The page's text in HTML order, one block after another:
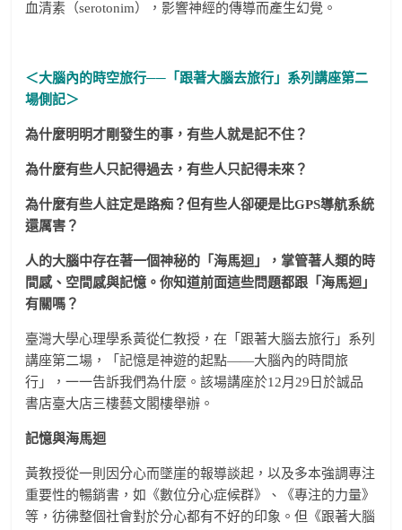
血清素（serotonim），影響神經的傳導而產生幻覺。
＜大腦內的時空旅行──「跟著大腦去旅行」系列講座第二
場側記＞
為什麼明明才剛發生的事，有些人就是記不住？
為什麼有些人只記得過去，有些人只記得未來？
為什麼有些人註定是路痴？但有些人卻硬是比GPS導航系統
還厲害？
人的大腦中存在著一個神秘的「海馬迴」，掌管著人類的時
間感、空間感與記憶。你知道前面這些問題都跟「海馬迴」
有關嗎？
臺灣大學心理學系黃從仁教授，在「跟著大腦去旅行」系列
講座第二場，「記憶是神遊的起點——大腦內的時間旅
行」，一一告訴我們為什麼。該場講座於12月29日於誠品
書店臺大店三樓藝文閣樓舉辦。
記憶與海馬迴
黃教授從一則因分心而墜崖的報導談起，以及多本強調專注
重要性的暢銷書，如《數位分心症候群》、《專注的力量》
等，彷彿整個社會對於分心都有不好的印象。但《跟著大腦